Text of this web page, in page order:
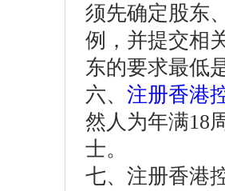
须先确定股东
例，并提交相
东的要求最低
六、 注册香港
然人为年满18
士。
七、注册香港